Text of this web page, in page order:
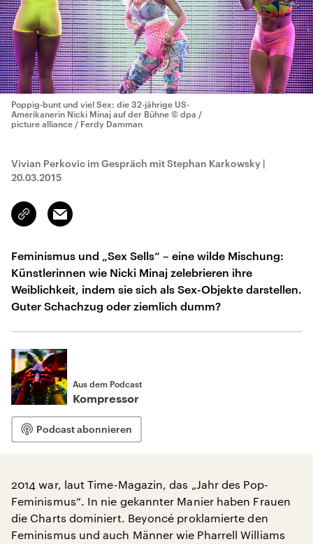
Poppig-bunt und viel Sex: die 32-jährige US-
Amerikanerin Nicki Minaj auf der Bühne © dpa /
picture alliance / Ferdy Damman
Vivian Perkovic im Gespräch mit Stephan Karkowsky |
20.03.2015
Link
kopieren/teilen
Email
Feminismus und „Sex Sells“ – eine wilde Mischung:
Künstlerinnen wie Nicki Minaj zelebrieren ihre
Weiblichkeit, indem sie sich als Sex-Objekte darstellen.
Guter Schachzug oder ziemlich dumm?
Aus dem Podcast
Kompressor
Podcast abonnieren
2014 war, laut Time-Magazin, das „Jahr des Pop-
Feminismus“. In nie gekannter Manier haben Frauen
die Charts dominiert. Beyoncé proklamierte den
Feminismus und auch Männer wie Pharrell Williams